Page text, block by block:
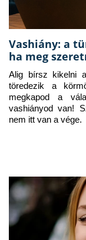
Vashiány: a
ha meg
Alig bírsz kikelni
töredezik a
megkapod a
vashiányod van!
nem itt van a vége.